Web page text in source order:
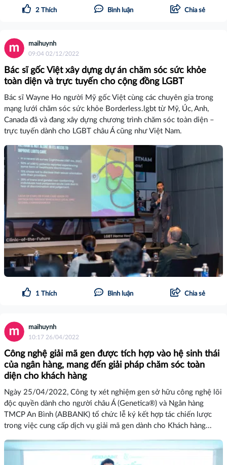
2 Thích Bình luận Chia sẻ
maihuynh
09:04 02/12/2022
Bác sĩ gốc Việt xây dựng dự án chăm sóc sức khỏe
toàn diện và trực tuyến cho cộng đồng LGBT
Bác sĩ Wayne Ho người Mỹ gốc Việt cùng các chuyên gia trong
mạng lưới chăm sóc sức khỏe Borderless.lgbt từ Mỹ, Úc, Anh,
Canada đã và đang xây dựng chương trình chăm sóc toàn diện –
trực tuyến dành cho LGBT châu Á cũng như Việt Nam.
1 Thích Bình luận Chia sẻ
maihuynh
10:17 26/04/2022
Công nghệ giải mã gen được tích hợp vào hệ sinh thái
của ngân hàng, mang đến giải pháp chăm sóc toàn
diện cho khách hàng
Ngày 25/04/2022, Công ty xét nghiệm gen sở hữu công nghệ lõi
độc quyền dành cho người châu Á (Genetica®) và Ngân hàng
TMCP An Bình (ABBANK) tổ chức lễ ký kết hợp tác chiến lược
trong việc cung cấp dịch vụ giải mã gen dành cho Khách hàng...